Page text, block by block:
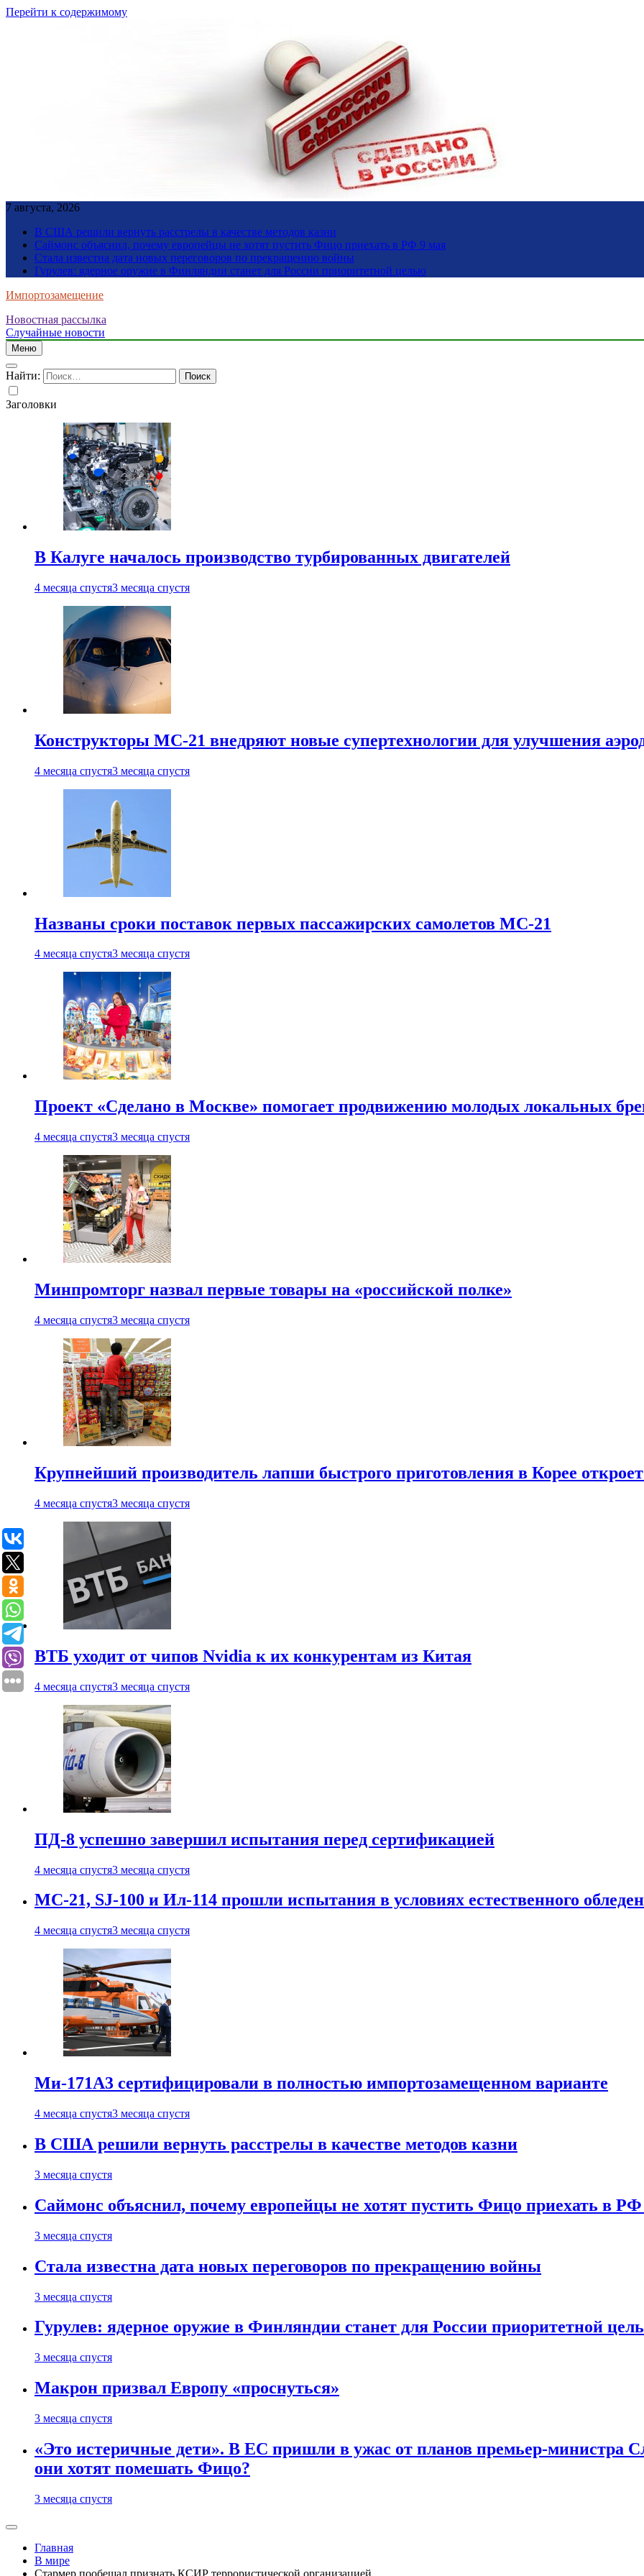
Перейти к содержимому
7 августа, 2026
В США решили вернуть расстрелы в качестве методов казни
Саймонс объяснил, почему европейцы не хотят пустить Фицо приехать в РФ 9 мая
Стала известна дата новых переговоров по прекращению войны
Гурулев: ядерное оружие в Финляндии станет для России приоритетной целью
Импортозамещение
Новостная рассылка
Случайные новости
Меню
Найти:
Заголовки
В Калуге началось производство турбированных двигателей
4 месяца спустя3 месяца спустя
Конструкторы МС-21 внедряют новые супертехнологии для улучшения
4 месяца спустя3 месяца спустя
Названы сроки поставок первых пассажирских самолетов МС-21
4 месяца спустя3 месяца спустя
Проект «Сделано в Москве» помогает продвижению молодых локальных
4 месяца спустя3 месяца спустя
Минпромторг назвал первые товары на «российской полке»
4 месяца спустя3 месяца спустя
Крупнейший производитель лапши быстрого приготовления в Корее
4 месяца спустя3 месяца спустя
ВТБ уходит от чипов Nvidia к их конкурентам из Китая
4 месяца спустя3 месяца спустя
ПД-8 успешно завершил испытания перед сертификацией
4 месяца спустя3 месяца спустя
МС-21, SJ-100 и Ил-114 прошли испытания в условиях естественного
4 месяца спустя3 месяца спустя
Ми-171А3 сертифицировали в полностью импортозамещенном варианте
4 месяца спустя3 месяца спустя
В США решили вернуть расстрелы в качестве методов казни
3 месяца спустя
Саймонс объяснил, почему европейцы не хотят пустить Фицо приехать в
3 месяца спустя
Стала известна дата новых переговоров по прекращению войны
3 месяца спустя
Гурулев: ядерное оружие в Финляндии станет для России приоритетной
3 месяца спустя
Макрон призвал Европу «проснуться»
3 месяца спустя
«Это истеричные дети». В ЕС пришли в ужас от планов премьер-министра
они хотят помешать Фицо?
3 месяца спустя
Главная
В мире
Стармер пообещал признать КСИР террористической организацией